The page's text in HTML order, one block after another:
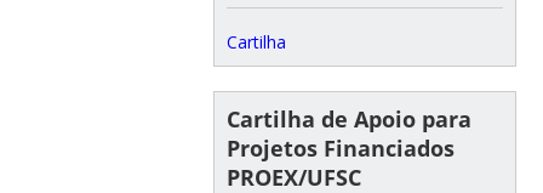
Cartilha
Cartilha de Apoio para
Projetos Financiados
PROEX/UFSC